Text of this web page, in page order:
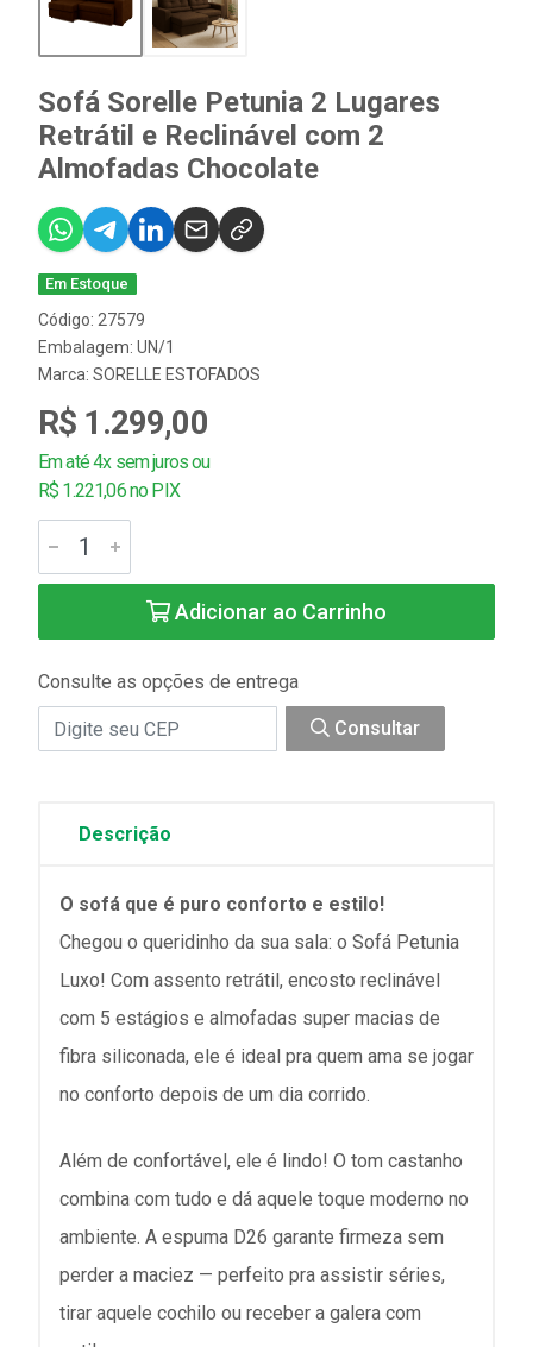
Sofá Sorelle Petunia 2 Lugares
Retrátil e Reclinável com 2
Almofadas Chocolate
Em Estoque
Código: 27579
Embalagem: UN/1
Marca: SORELLE ESTOFADOS
R$ 1.299,00
Em até 4x sem juros ou
R$ 1.221,06 no PIX
Adicionar ao Carrinho
Consulte as opções de entrega
Consultar
Descrição
O sofá que é puro conforto e estilo!
Chegou o queridinho da sua sala: o Sofá Petunia
Luxo! Com assento retrátil, encosto reclinável
com 5 estágios e almofadas super macias de
fibra siliconada, ele é ideal pra quem ama se jogar
no conforto depois de um dia corrido.
Além de confortável, ele é lindo! O tom castanho
combina com tudo e dá aquele toque moderno no
ambiente. A espuma D26 garante firmeza sem
perder a maciez — perfeito pra assistir séries,
tirar aquele cochilo ou receber a galera com